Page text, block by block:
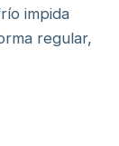
impida
regular,